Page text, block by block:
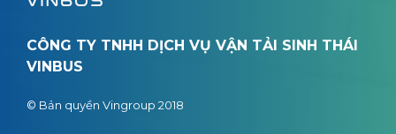
CÔNG TY TNHH DỊCH VỤ VẬN TẢI SINH THÁI
VINBUS
© Bản quyền Vingroup 2018